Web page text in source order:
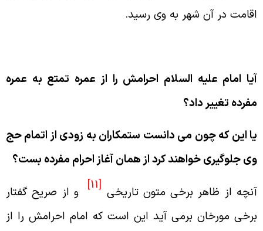
در آن شهر به وى رسيد.
امام عليه السلام احرامش را از عمره تمتع به عمره
تغيير داد؟
اين كه چون مى دانست ستمكاران به زودى از اتمام حج
جلوگيرى خواهند كرد از همان آغاز احرام مفرده بست؟
از ظاهر برخى متون تاريخى
و از صريح گفتار
مورخان برمى آيد اين است كه امام احرامش را از